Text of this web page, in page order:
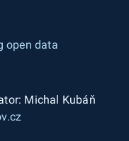
open data
Michal Kubáň